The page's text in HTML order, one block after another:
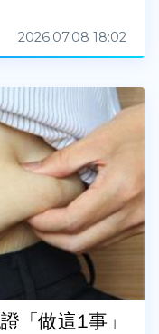
2026.07.08 18:02
「做這1事」